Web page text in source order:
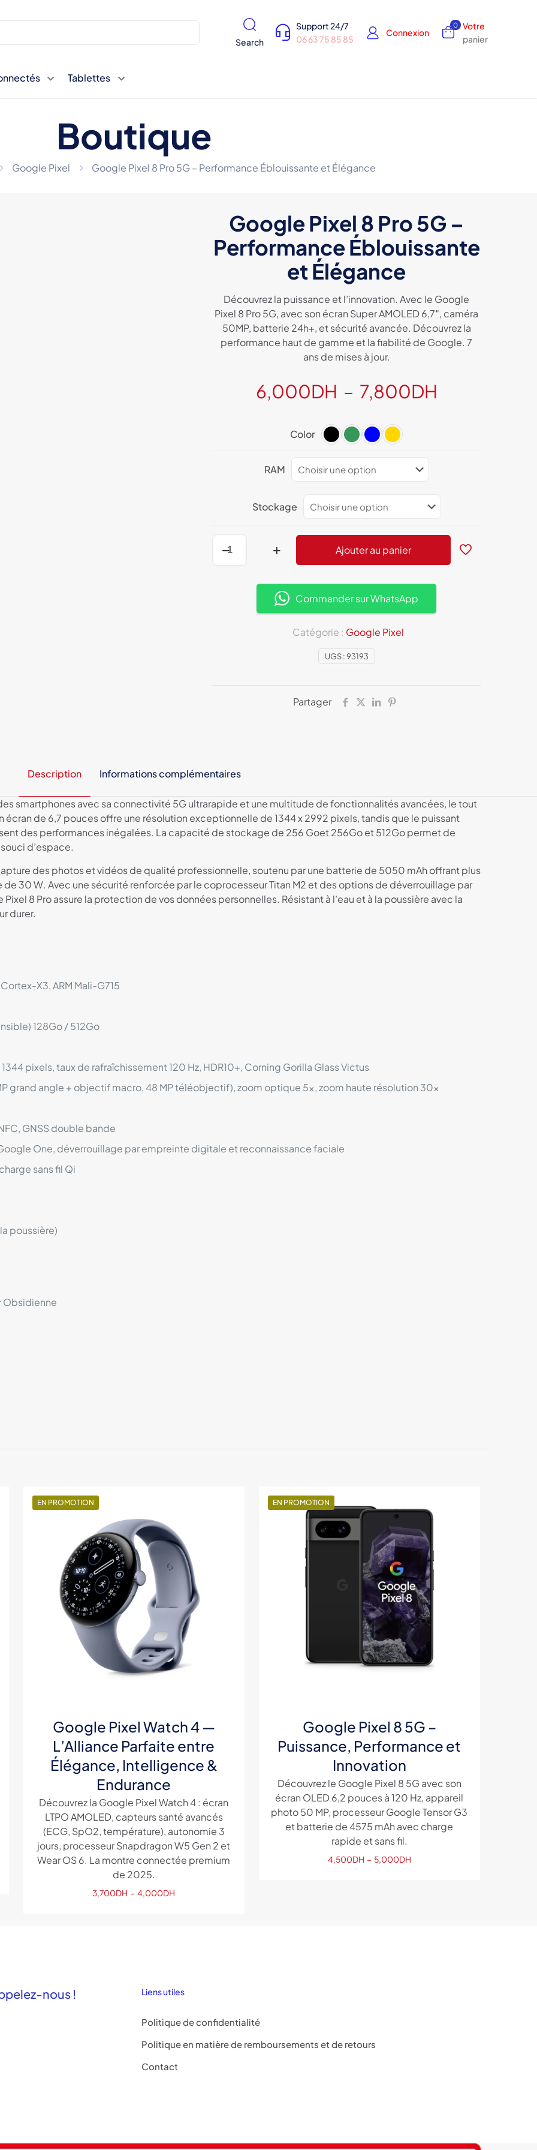
Search
Support 24/7
06 63 75 85 85
Connexion
0
Votre
panier
Tablettes
Boutique
Google Pixel Google Pixel 8 Pro 5G – Performance Éblouissante et Élégance
Google Pixel 8 Pro 5G –
Performance Éblouissante
et Élégance
Découvrez la puissance et l’innovation. Avec le Google
Pixel 8 Pro 5G, avec son écran Super AMOLED 6,7″, caméra
50MP, batterie 24h+, et sécurité avancée. Découvrez la
performance haut de gamme et la fiabilité de Google. 7
ans de mises à jour.
6,000DH – 7,800DH
Color
RAM
Stockage
de
Ajouter au panier
Commander sur WhatsApp
UGS :93193
Catégorie : Google Pixel
Partager
Description Informations complémentaires
smartphones avec sa connectivité 5G ultrarapide et une multitude de fonctionnalités avancées, le tout
de 6,7 pouces offre une résolution exceptionnelle de 1344 x 2992 pixels, tandis que le puissant
des performances inégalées. La capacité de stockage de 256 Goet 256Go et 512Go permet de
d’espace.
des photos et vidéos de qualité professionnelle, soutenu par une batterie de 5050 mAh offrant plus
30 W. Avec une sécurité renforcée par le coprocesseur Titan M2 et des options de déverrouillage par
8 Pro assure la protection de vos données personnelles. Résistant à l’eau et à la poussière avec la
durer.
X3, ARM Mali-G715
128Go / 512Go
pixels, taux de rafraîchissement 120 Hz, HDR10+, Corning Gorilla Glass Victus
grand angle + objectif macro, 48 MP téléobjectif), zoom optique 5x, zoom haute résolution 30x
GNSS double bande
One, déverrouillage par empreinte digitale et reconnaissance faciale
sans fil Qi
poussière)
Obsidienne
EN PROMOTION
Google Pixel Watch 4 —
L’Alliance Parfaite entre
Élégance, Intelligence &
Endurance
Découvrez la Google Pixel Watch 4 : écran
LTPO AMOLED, capteurs santé avancés
(ECG, SpO2, température), autonomie 3
jours, processeur Snapdragon W5 Gen 2 et
Wear OS 6. La montre connectée premium
de 2025.
3,700DH – 4,000DH
EN PROMOTION
Google Pixel 8 5G –
Puissance, Performance et
Innovation
Découvrez le Google Pixel 8 5G avec son
écran OLED 6,2 pouces à 120 Hz, appareil
photo 50 MP, processeur Google Tensor G3
et batterie de 4575 mAh avec charge
rapide et sans fil.
4,500DH – 5,000DHPlage
nous ! Liens utiles
Politique de confidentialité
Politique en matière de remboursements et de retours
Contact